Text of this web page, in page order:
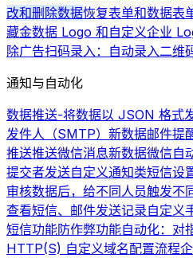
改和删除数据恢复表单和数据表
藏金数据 Logo 和自定义企业
除广告扫码录入：自动录入二维
通知与自动化
数据推送-将数据以 JSON 格式
发件人（SMTP） 新数据邮件提
推送推送微信消息新数据微信自
提交者发送自定义通知类短信设
审核数据后，给不同人员触发不
查看短信、邮件发送记录自定义
短信功能防作弊功能自动化：对
HTTP(S) 自定义域名配置流程